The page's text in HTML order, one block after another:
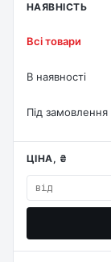
НАЯВНІСТЬ
Всі товари
В наявності
Під замовлення
ЦІНА, ₴